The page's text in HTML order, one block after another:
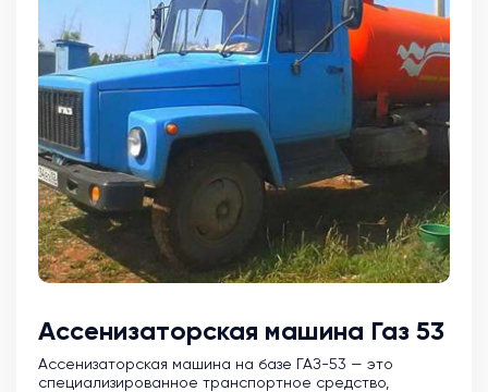
Ассенизаторская машина Газ 53
Ассенизаторская машина на базе ГАЗ-53 — это
специализированное транспортное средство,